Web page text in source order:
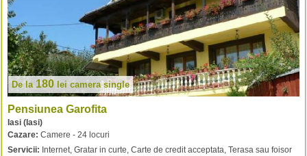
De la 180 lei camera single
Pensiunea Garofita
Iasi (Iasi)
Cazare: Camere - 24 locuri
Servicii: Internet, Gratar in curte, Carte de credit acceptata, Terasa sau foisor